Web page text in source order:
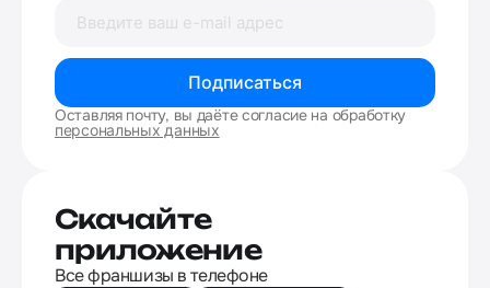
Подписаться
Оставляя почту, вы даёте согласие на обработку
персональных данных
Скачайте
приложение
Все франшизы в телефоне